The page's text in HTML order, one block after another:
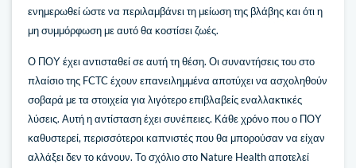
ενημερωθεί ώστε να περιλαμβάνει τη μείωση της βλάβης και ότι η
μη συμμόρφωση με αυτό θα κοστίσει ζωές.
Ο ΠΟΥ έχει αντισταθεί σε αυτή τη θέση. Οι συναντήσεις του στο
πλαίσιο της FCTC έχουν επανειλημμένα αποτύχει να ασχοληθούν
σοβαρά με τα στοιχεία για λιγότερο επιβλαβείς εναλλακτικές
λύσεις. Αυτή η αντίσταση έχει συνέπειες. Κάθε χρόνο που ο ΠΟΥ
καθυστερεί, περισσότεροι καπνιστές που θα μπορούσαν να είχαν
αλλάξει δεν το κάνουν. Το σχόλιο στο Nature Health αποτελεί